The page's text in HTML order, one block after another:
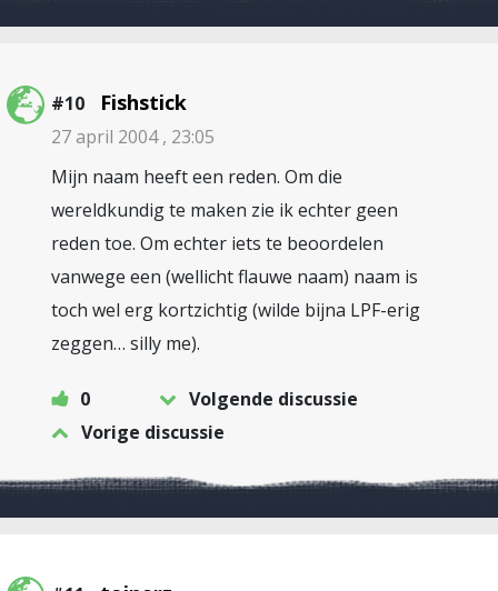
#10 Fishstick
27 april 2004 , 23:05
Mijn naam heeft een reden. Om die
wereldkundig te maken zie ik echter geen
reden toe. Om echter iets te beoordelen
vanwege een (wellicht flauwe naam) naam is
toch wel erg kortzichtig (wilde bijna LPF-erig
zeggen… silly me).
0
Volgende discussie
Vorige discussie